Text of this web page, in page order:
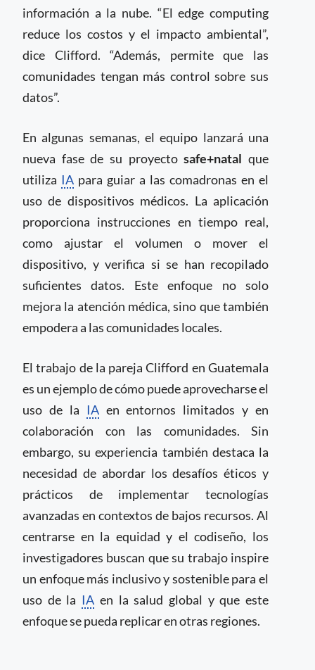
información a la nube. “El edge computing
reduce los costos y el impacto ambiental”,
dice Clifford. “Además, permite que las
comunidades tengan más control sobre sus
datos”.
En algunas semanas, el equipo lanzará una
nueva fase de su proyectosafe+natal que
utiliza IA para guiar a las comadronas en el
uso de dispositivos médicos. La aplicación
proporciona instrucciones en tiempo real,
como ajustar el volumen o mover el
dispositivo, y verifica si se han recopilado
suficientes datos. Este enfoque no solo
mejora la atención médica, sino que también
empodera a las comunidades locales.
El trabajo de la pareja Clifford en Guatemala
es un ejemplo de cómo puede aprovecharse el
uso de la IAen entornos limitados y en
colaboración con las comunidades. Sin
embargo, su experiencia también destaca la
necesidad de abordar los desafíos éticos y
prácticos de implementar tecnologías
avanzadas en contextos de bajos recursos. Al
centrarse en la equidad y el codiseño, los
investigadores buscan que su trabajo inspire
un enfoque más inclusivo y sostenible para el
uso de la IA en la salud global y que este
enfoque se pueda replicar en otras regiones.